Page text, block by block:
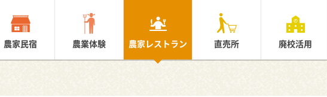
農家民宿 農業体験 農家レストラン 直売所 廃校活用